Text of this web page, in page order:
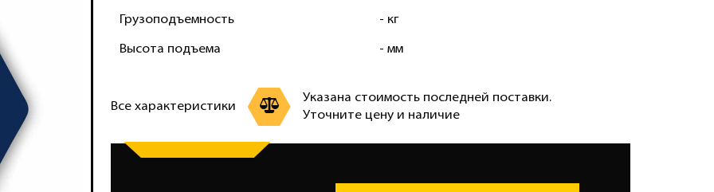
Грузоподъемность - кг
Высота подъема - мм
Все характеристики
Указана стоимость последней поставки.
Уточните цену и наличие